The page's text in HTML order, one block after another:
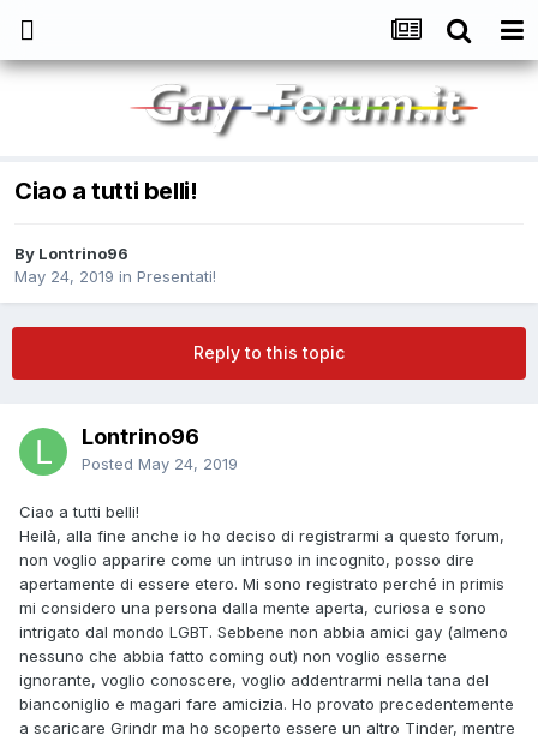
Ciao a tutti belli!
By Lontrino96
May 24, 2019 in Presentati!
Reply to this topic
Lontrino96
Posted May 24, 2019
Ciao a tutti belli!
Heilà, alla fine anche io ho deciso di registrarmi a questo forum,
non voglio apparire come un intruso in incognito, posso dire
apertamente di essere etero. Mi sono registrato perché in primis
mi considero una persona dalla mente aperta, curiosa e sono
intrigato dal mondo LGBT. Sebbene non abbia amici gay (almeno
nessuno che abbia fatto coming out) non voglio esserne
ignorante, voglio conoscere, voglio addentrarmi nella tana del
bianconiglio e magari fare amicizia. Ho provato precedentemente
a scaricare Grindr ma ho scoperto essere un altro Tinder, mentre